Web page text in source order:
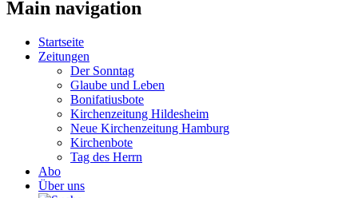
Main navigation
Startseite
Zeitungen
Der Sonntag
Glaube und Leben
Bonifatiusbote
Kirchenzeitung Hildesheim
Neue Kirchenzeitung Hamburg
Kirchenbote
Tag des Herrn
Abo
Über uns